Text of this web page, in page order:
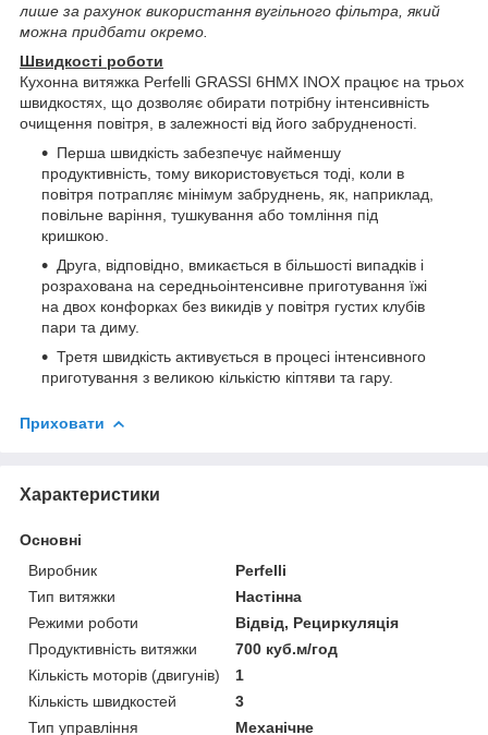
лише за рахунок використання вугільного фільтра, який
можна придбати окремо.
Швидкості роботи
Кухонна витяжка Perfelli GRASSI 6HMX INOX працює на трьох
швидкостях, що дозволяє обирати потрібну інтенсивність
очищення повітря, в залежності від його забрудненості.
Перша швидкість забезпечує найменшу
продуктивність, тому використовується тоді, коли в
повітря потрапляє мінімум забруднень, як, наприклад,
повільне варіння, тушкування або томління під
кришкою.
Друга, відповідно, вмикається в більшості випадків і
розрахована на середньоінтенсивне приготування їжі
на двох конфорках без викидів у повітря густих клубів
пари та диму.
Третя швидкість активується в процесі інтенсивного
приготування з великою кількістю кіптяви та гару.
Приховати
Характеристики
Основні
Виробник
Perfelli
Тип витяжки
Настінна
Режими роботи
Відвід, Рециркуляція
Продуктивність витяжки
700 куб.м/год
Кількість моторів (двигунів)
1
Кількість швидкостей
3
Тип управління
Механічне